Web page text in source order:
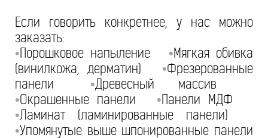
Если говорить конкретнее, у нас можно
заказать:
•Порошковое напыление •Мягкая обивка
(винилкожа, дерматин) •Фрезерованные
панели •Древесный массив
•Окрашенные панели •Панели МДФ
•Ламинат (ламинированные панели)
•Упомянутые выше шпонированные панели